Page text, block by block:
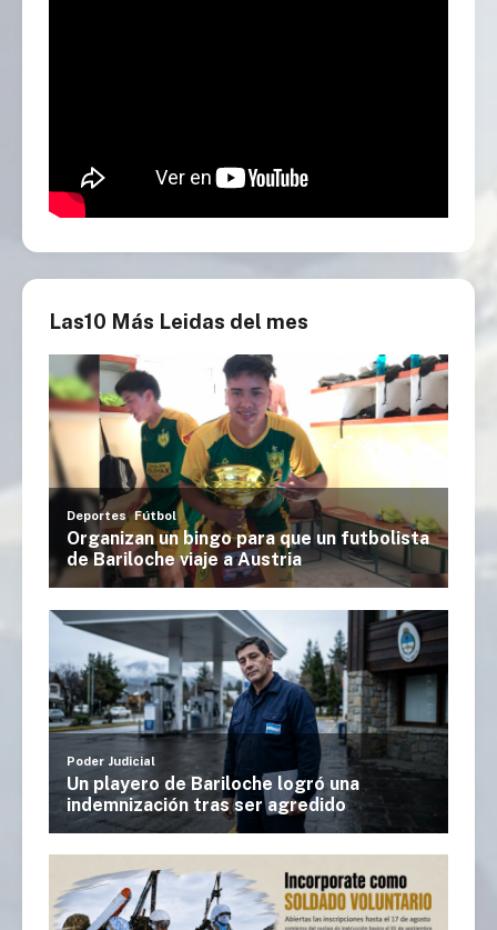
Las10 Más Leidas del mes